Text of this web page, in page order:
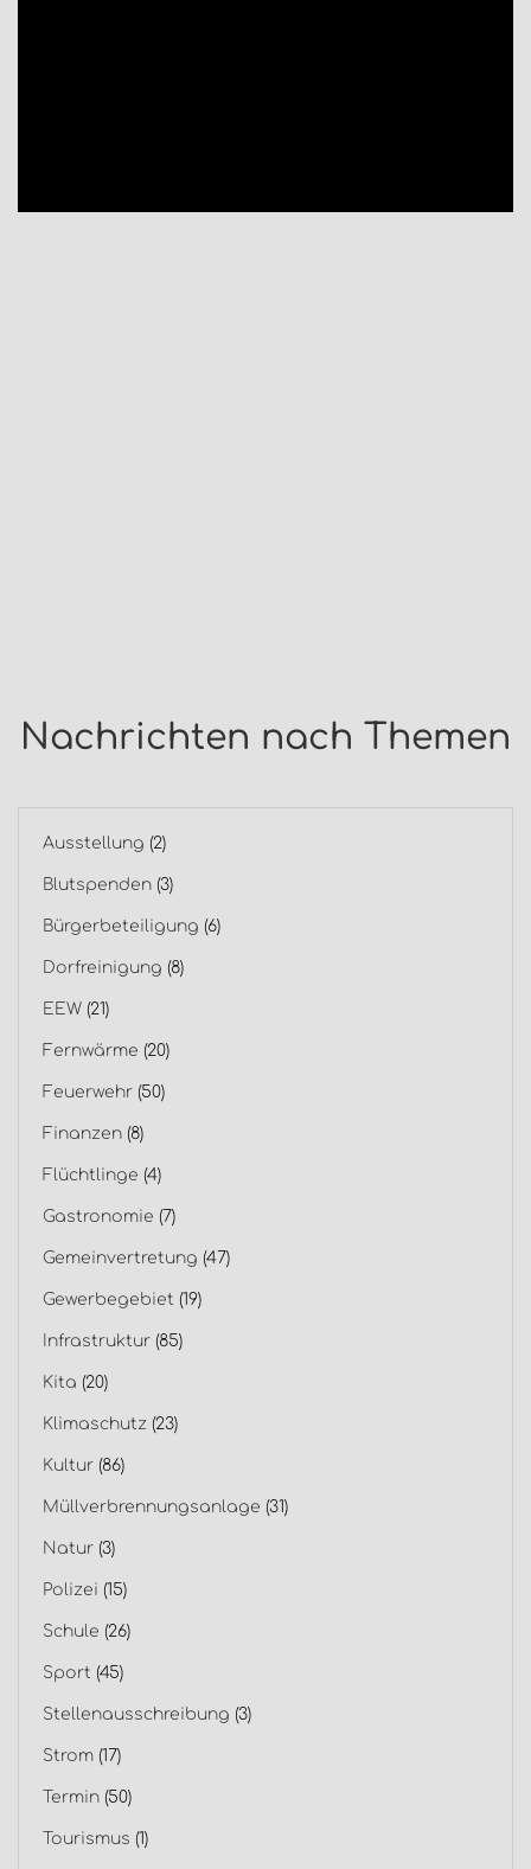
Nachrichten nach Themen
Ausstellung (2)
Blutspenden (3)
Bürgerbeteiligung (6)
Dorfreinigung (8)
EEW (21)
Fernwärme (20)
Feuerwehr (50)
Finanzen (8)
Flüchtlinge (4)
Gastronomie (7)
Gemeinvertretung (47)
Gewerbegebiet (19)
Infrastruktur (85)
Kita (20)
Klimaschutz (23)
Kultur (86)
Müllverbrennungsanlage (31)
Natur (3)
Polizei (15)
Schule (26)
Sport (45)
Stellenausschreibung (3)
Strom (17)
Termin (50)
Tourismus (1)